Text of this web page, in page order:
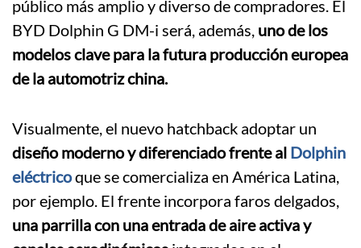
público más amplio y diverso de compradores. El
BYD Dolphin G DM-i será, además, uno de los
modelos clave para la futura producción europea
de la automotriz china.
Visualmente, el nuevo hatchback adoptar un
diseño moderno y diferenciado frente al Dolphin
eléctricoque se comercializa en América Latina,
por ejemplo. El frente incorpora faros delgados,
una parrilla con una entrada de aire activa y